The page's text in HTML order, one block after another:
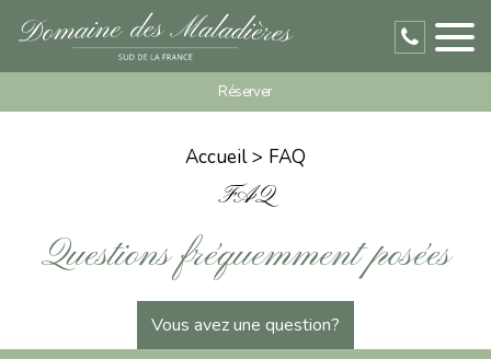
Réserver
Accueil FAQ
FAQ
Questions fréquemment posées
Vous avez une question?